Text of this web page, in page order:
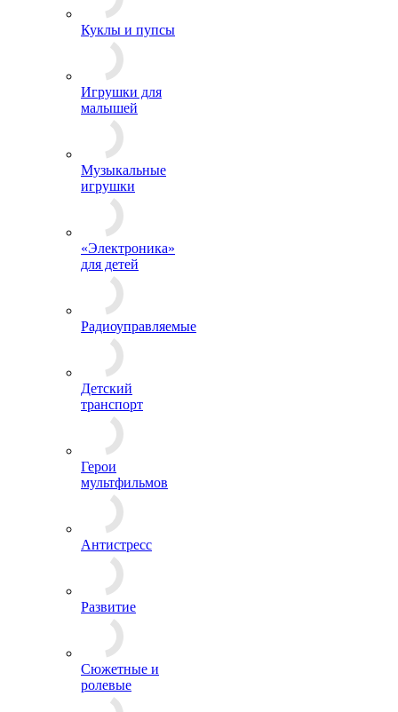
Куклы и пупсы
Игрушки для
малышей
Музыкальные
игрушки
«Электроника»
для детей
Радиоуправляемые
Детский
транспорт
Герои
мультфильмов
Антистресс
Развитие
Сюжетные и
ролевые